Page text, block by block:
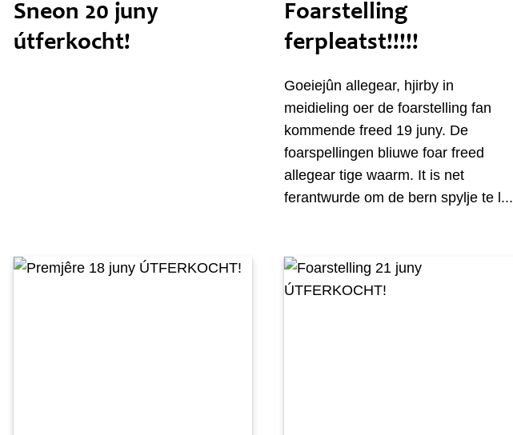
Sneon 20 juny
útferkocht!
Foarstelling
ferpleatst!!!!!
Goeiejûn allegear, hjirby in
meidieling oer de foarstelling fan
kommende freed 19 juny. De
foarspellingen bliuwe foar freed
allegear tige waarm. It is net
ferantwurde om de bern spylje te l...